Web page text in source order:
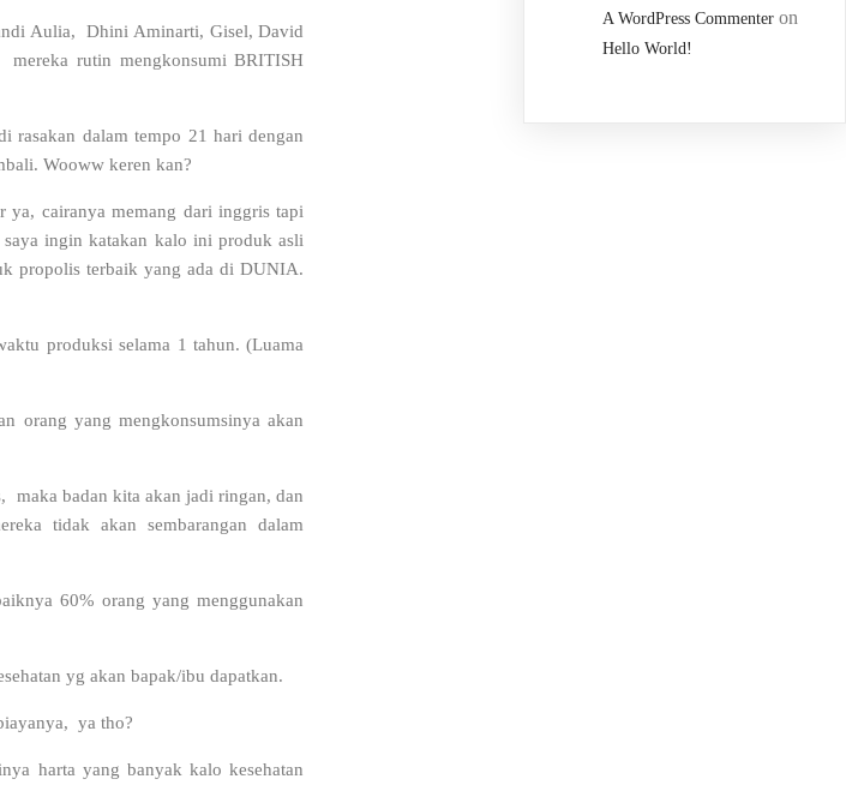
Aulia, Dhini Aminarti, Gisel, David
rutin mengkonsumi BRITISH
rasakan dalam tempo 21 hari dengan
Wooww keren kan?
ya, cairanya memang dari inggris tapi
ingin katakan kalo ini produk asli
propolis terbaik yang ada di DUNIA.
produksi selama 1 tahun. (Luama
orang yang mengkonsumsinya akan
maka badan kita akan jadi ringan, dan
tidak akan sembarangan dalam
60% orang yang menggunakan
yg akan bapak/ibu dapatkan.
ya tho?
harta yang banyak kalo kesehatan
A WordPress Commenter on
Hello World!